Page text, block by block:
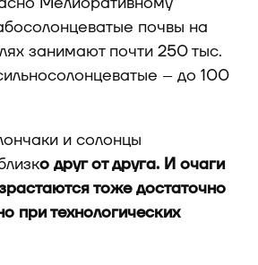
почвы на
занимают почти 250 тыс.
– до 100
и солонцы
о друг от друга. И очаги
тоже достаточно
при технологических